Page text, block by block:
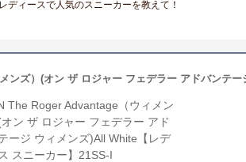
ディースで人気のスニーカーを教えて！